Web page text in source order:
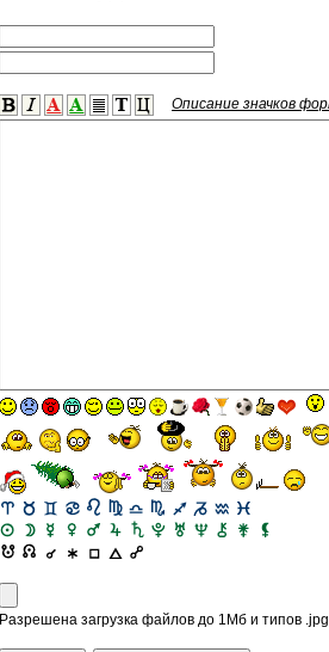
Описание значков
Разрешена загрузка файлов до 1Мб и типов